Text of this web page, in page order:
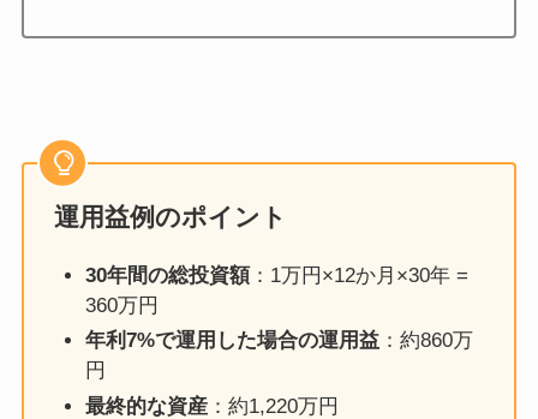
運用益例のポイント
30年間の総投資額：1万円×12か月×30年 =
360万円
年利7%で運用した場合の運用益：約860万
円
最終的な資産：約1,220万円